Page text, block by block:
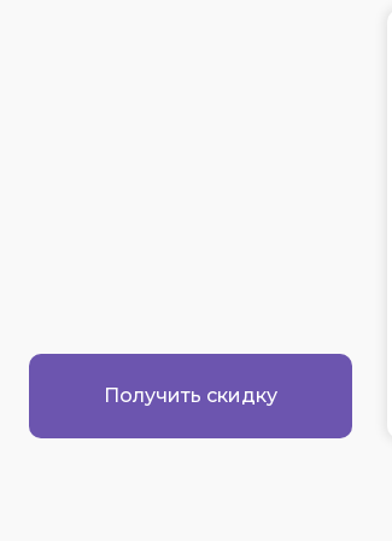
Получить скидку